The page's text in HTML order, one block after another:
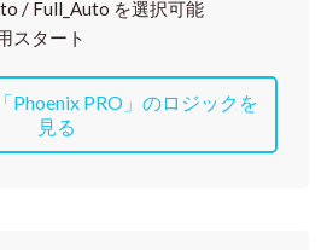
/ Full_Auto を選択可能
スタート
Phoenix PRO」のロジックを
見る